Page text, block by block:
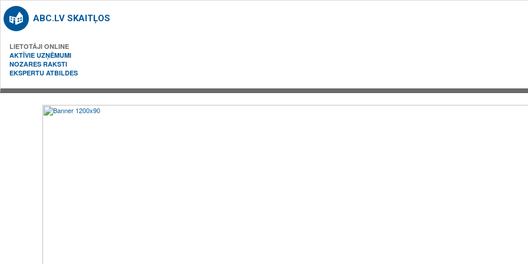
ABC.LV SKAITĻOS
LIETOTĀJI ONLINE
AKTĪVIE UZŅĒMUMI
NOZARES RAKSTI
EKSPERTU ATBILDES